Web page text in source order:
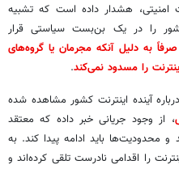
امنیتی، هشدار داده است که تشبیه
را در یک بن‌بست سیاستی قرار
به دلیل آنکه مجرمان یا گروه‌های
را مسدود نمی‌کند.
آینده اینترنت کشور مشاهده شده
، از وجود جریانی خبر داده که معتقد
محدودیت‌ها باید ادامه پیدا کند. به
را اقدامی نادرست تلقی کرده‌اند و